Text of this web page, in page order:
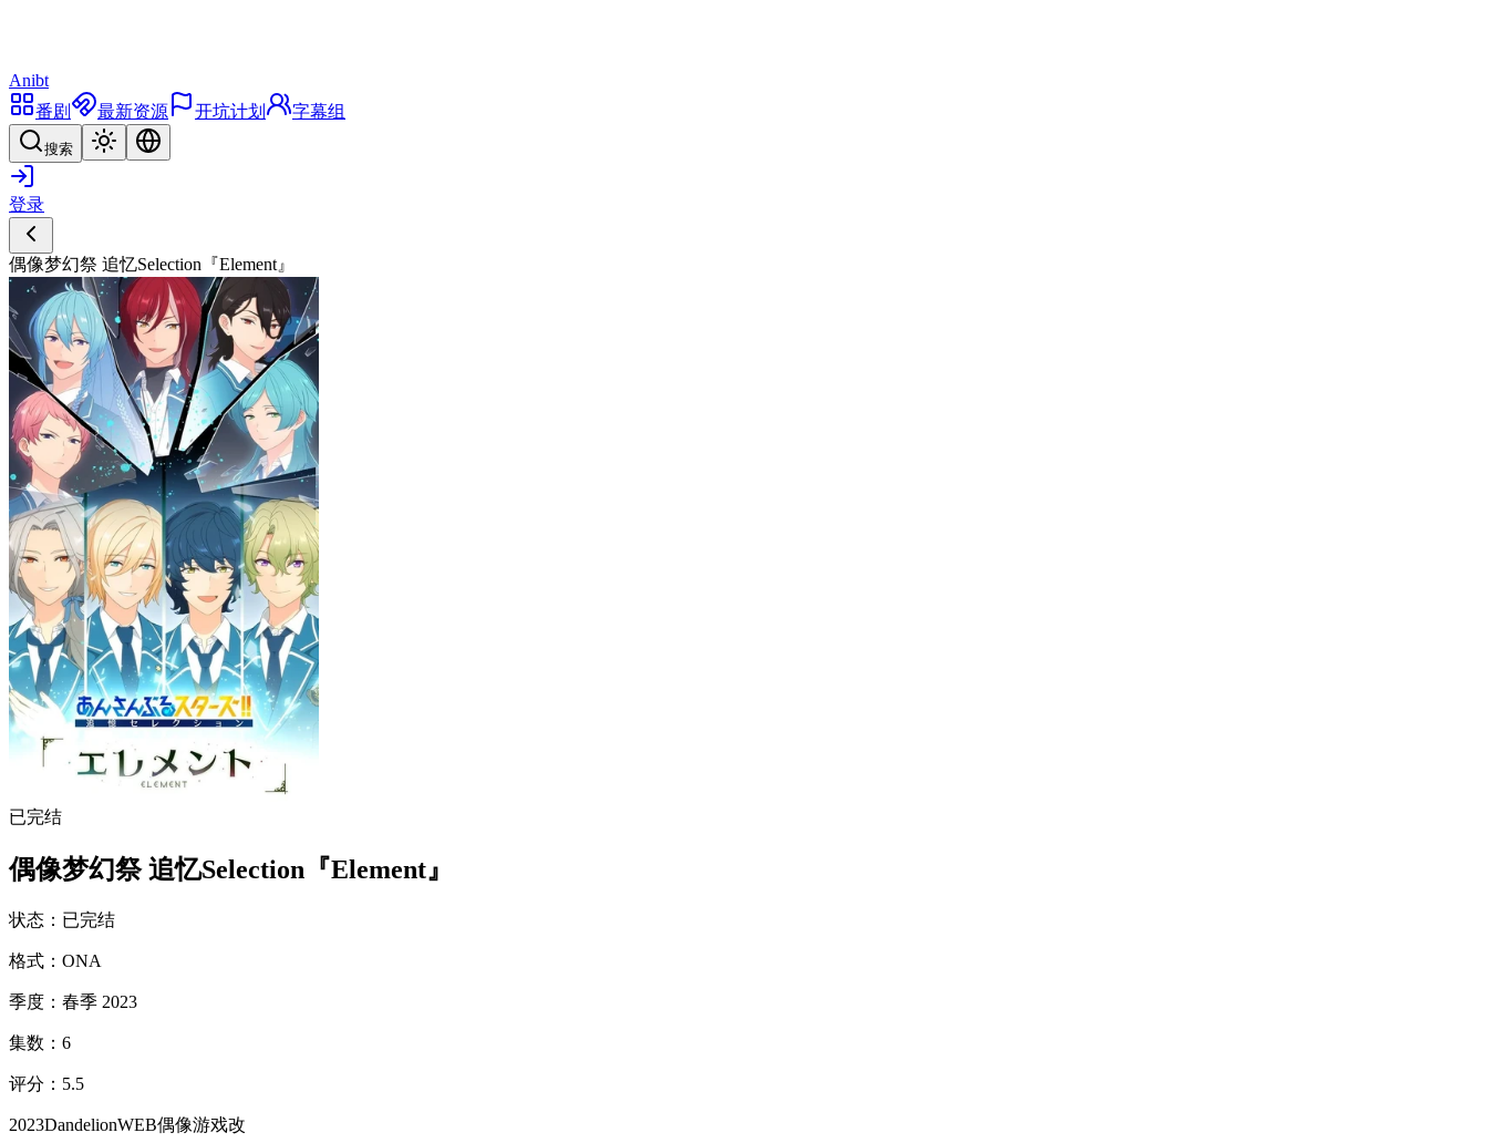
Anibt
番剧
最新资源 开坑计划 字幕组
搜索
登录
偶像梦幻祭 追忆Selection『Element』
已完结
偶像梦幻祭 追忆Selection『Element』
状态 ： 已完结
格式 ： ONA
季度 ： 春季 2023
集数 ： 6
评分 ： 5.5
2023DandelionWEB偶像游戏改